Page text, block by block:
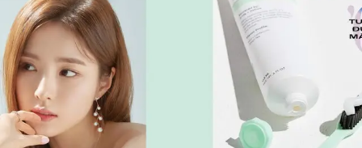
một danh mục liệu trình mang lại hiệu quả tối ưu nhất.